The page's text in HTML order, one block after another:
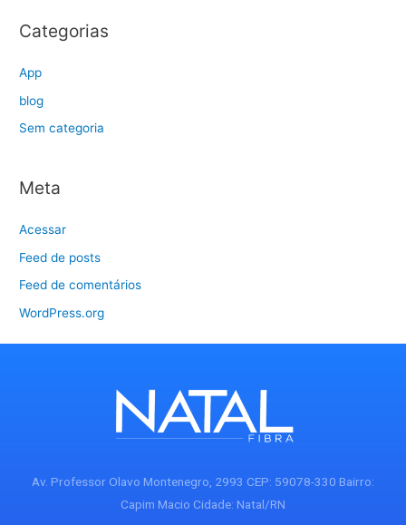
Categorias
App
blog
Sem categoria
Meta
Acessar
Feed de posts
Feed de comentários
WordPress.org
Av. Professor Olavo Montenegro, 2993 CEP: 59078-330 Bairro:
Capim Macio Cidade: Natal/RN